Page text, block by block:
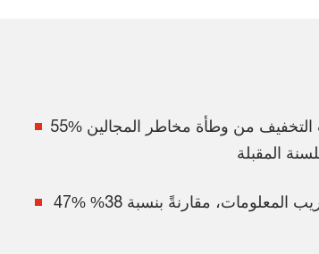
55% من المشاركين في المنطقة يضعون إجراءات التخفيف من وطأة مخاطر المجالين
47% يعبرون عن قلقهم من عمليات القرصنة وتسريب المعلومات، مقارنةً بنسبة 38%